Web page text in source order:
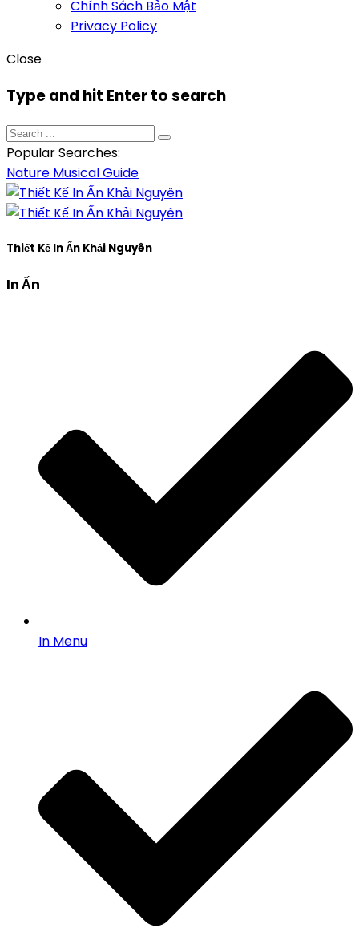
Chính Sách Bảo Mật
Privacy Policy
Close
Type and hit Enter to search
Popular Searches:
Nature MusicalGuide
Thiết Kế In Ấn Khải Nguyên
In Ấn
In Menu